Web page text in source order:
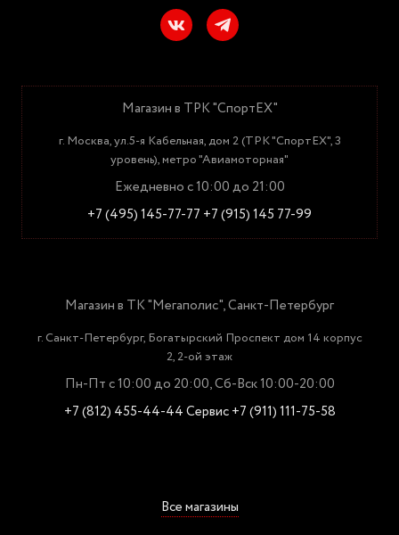
Магазин в ТРК "СпортЕХ"
г. Москва, ул.5-я Кабельная, дом 2 (ТРК "СпортЕХ", 3
уровень), метро "Авиамоторная"
Ежедневно с 10:00 до 21:00
+7 (495) 145-77-77 +7 (915) 145 77-99
Магазин в ТК "Мегаполис", Санкт-Петербург
г. Санкт-Петербург, Богатырский Проспект дом 14 корпус
2, 2-ой этаж
Пн-Пт с 10:00 до 20:00, Сб-Вск 10:00-20:00
+7 (812) 455-44-44Сервис +7 (911) 111-75-58
Все магазины